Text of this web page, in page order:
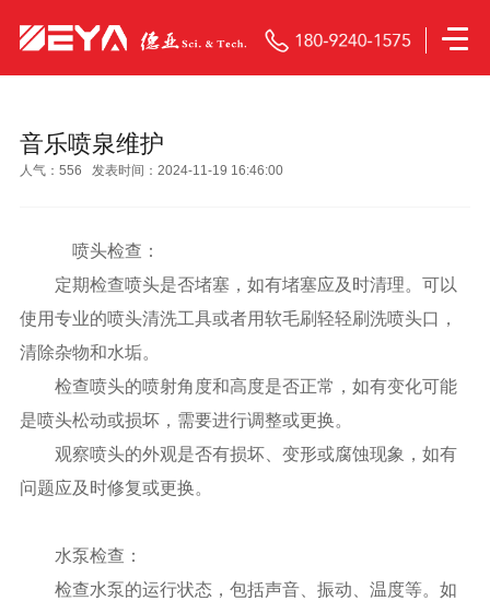
音乐喷泉维护
人气： 556 发表时间：2024-11-19 16:46:00
喷头检查：
定期检查喷头是否堵塞，如有堵塞应及时清理。可以
使用专业的喷头清洗工具或者用软毛刷轻轻刷洗喷头口，
清除杂物和水垢。
检查喷头的喷射角度和高度是否正常，如有变化可能
是喷头松动或损坏，需要进行调整或更换。
观察喷头的外观是否有损坏、变形或腐蚀现象，如有
问题应及时修复或更换。
水泵检查：
检查水泵的运行状态，包括声音、振动、温度等。如